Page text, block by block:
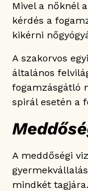
Mivel a nőknél
kérdés a
kikérni
A szakorvos
általános
fogamzásgátló
spirál esetén a
A meddőségi
mindkét